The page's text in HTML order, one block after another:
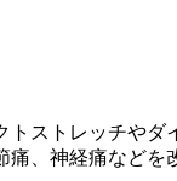
トストレッチやダ
、神経痛などを